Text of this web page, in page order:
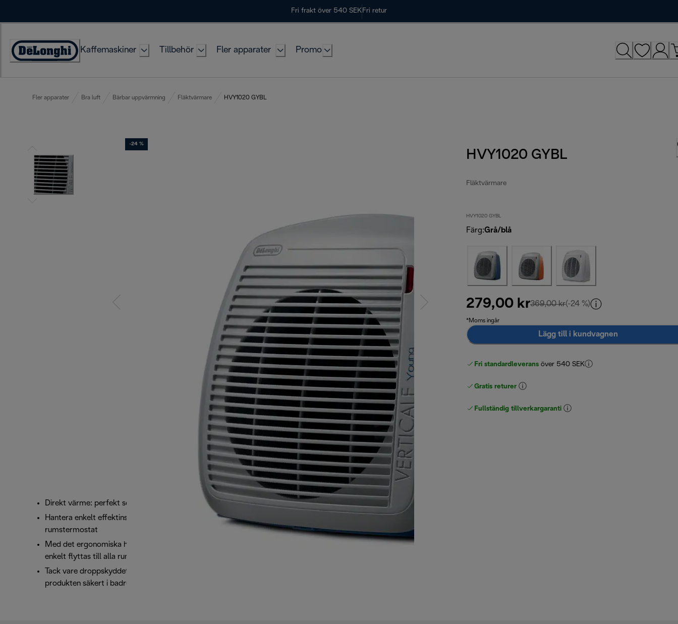
Fri frakt över 540 SEK Fri retur
Accessibility
Kaffemaskiner Tillbehör Fler apparater Promo
Fler apparater Bra luft Bärbar uppvärmning Fläktvärmare HVY1020 GYBL
-24 %
HVY1020 GYBL
Fläktvärmare
HVY1020 GYBL
Färg:Grå/blå
279,00 kr369,00 krursprungligt pris 369,00 kr
(-24 %)
*Moms ingår
Lägg till i kundvagnen
Fri standardleverans över 540 SEK
Gratis returer
Fullständig tillverkargaranti
Direkt värme: perfekt som personlig värmare
Hantera enkelt effektinställningar och
rumstermostat
Med det ergonomiska handtaget kan apparaten
enkelt flyttas till alla rum
Tack vare droppskyddet kan du använda
produkten säkert i badrummet